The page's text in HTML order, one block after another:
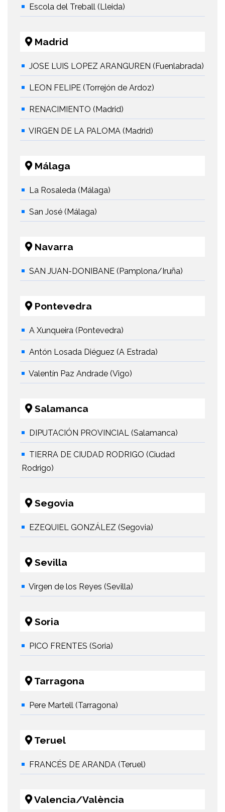
Escola del Treball (Lleida)
Madrid
JOSE LUIS LOPEZ ARANGUREN (Fuenlabrada)
LEON FELIPE (Torrejón de Ardoz)
RENACIMIENTO (Madrid)
VIRGEN DE LA PALOMA (Madrid)
Málaga
La Rosaleda (Málaga)
San José (Málaga)
Navarra
SAN JUAN-DONIBANE (Pamplona/Iruña)
Pontevedra
A Xunqueira (Pontevedra)
Antón Losada Diéguez (A Estrada)
Valentín Paz Andrade (Vigo)
Salamanca
DIPUTACIÓN PROVINCIAL (Salamanca)
TIERRA DE CIUDAD RODRIGO (Ciudad
Rodrigo)
Segovia
EZEQUIEL GONZÁLEZ (Segovia)
Sevilla
Virgen de los Reyes (Sevilla)
Soria
PICO FRENTES (Soria)
Tarragona
Pere Martell (Tarragona)
Teruel
FRANCÉS DE ARANDA (Teruel)
Valencia/València